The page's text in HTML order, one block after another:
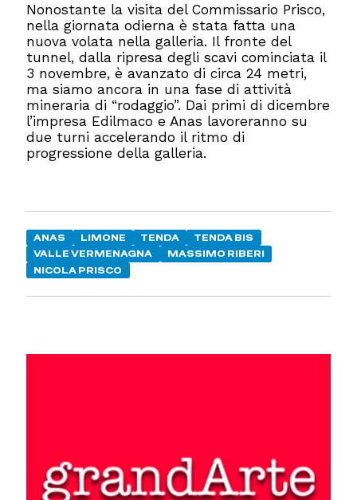
Nonostante la visita del Commissario Prisco,
nella giornata odierna è stata fatta una
nuova volata nella galleria. Il fronte del
tunnel, dalla ripresa degli scavi cominciata il
3 novembre, è avanzato di circa 24 metri,
ma siamo ancora in una fase di attività
mineraria di “rodaggio”. Dai primi di dicembre
l’impresa Edilmaco e Anas lavoreranno su
due turni accelerando il ritmo di
progressione della galleria.
ANAS LIMONE TENDA
TENDA BIS
VALLE VERMENAGNA
MASSIMO RIBERI
NICOLA PRISCO